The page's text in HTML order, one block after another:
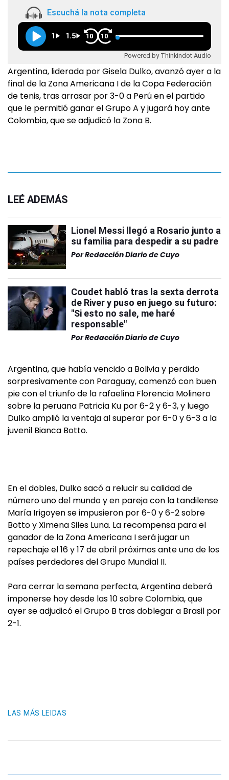
Escuchá la nota completa
1 1.5 10 10
Powered by Thinkindot Audio
Argentina, liderada por Gisela Dulko, avanzó ayer a la
final de la Zona Americana I de la Copa Federación
de tenis, tras arrasar por 3-0 a Perú en el partido
que le permitió ganar el Grupo A y jugará hoy ante
Colombia, que se adjudicó la Zona B.
LEÉ ADEMÁS
Lionel Messi llegó a Rosario junto a
su familia para despedir a su padre
PorRedacción Diario de Cuyo
Coudet habló tras la sexta derrota
de River y puso en juego su futuro:
"Si esto no sale, me haré
responsable"
PorRedacción Diario de Cuyo
Argentina, que había vencido a Bolivia y perdido
sorpresivamente con Paraguay, comenzó con buen
pie con el triunfo de la rafaelina Florencia Molinero
sobre la peruana Patricia Ku por 6-2 y 6-3, y luego
Dulko amplió la ventaja al superar por 6-0 y 6-3 a la
juvenil Bianca Botto.
En el dobles, Dulko sacó a relucir su calidad de
número uno del mundo y en pareja con la tandilense
María Irigoyen se impusieron por 6-0 y 6-2 sobre
Botto y Ximena Siles Luna. La recompensa para el
ganador de la Zona Americana I será jugar un
repechaje el 16 y 17 de abril próximos ante uno de los
países perdedores del Grupo Mundial II.
Para cerrar la semana perfecta, Argentina deberá
imponerse hoy desde las 10 sobre Colombia, que
ayer se adjudicó el Grupo B tras doblegar a Brasil por
2-1.
LAS MÁS LEIDAS